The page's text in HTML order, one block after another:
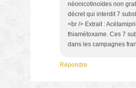
néonicotinoïdes non
décret qui interdit 7
<br /> Extrait :
thiamétoxame. Ces 7
dans les campagnes
Répondre